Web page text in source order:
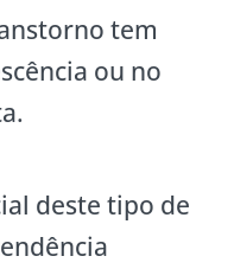
tem
ou no
deste tipo de